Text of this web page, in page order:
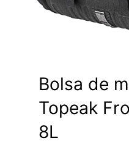
Bolsa de
Topeak
8L